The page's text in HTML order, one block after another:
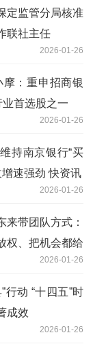
定监管分局核准
联社主任
2026-01-26
：重申招商银
业首选股之一
2026-01-26
持南京银行“买
增速强劲 快资讯
2026-01-26
来带团队方式：
权、把机会都给
2026-01-26
行动 “十四五”时
成效
2026-01-26